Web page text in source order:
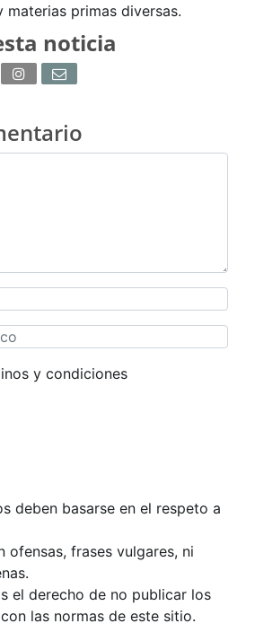
primas diversas.
noticia
y condiciones
deben basarse en el respeto a
ofensas, frases vulgares, ni
el derecho de no publicar los
las normas de este sitio.